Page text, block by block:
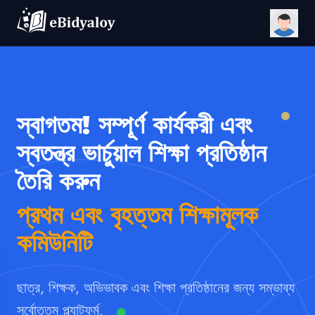
স্বাগতম! সম্পূর্ণ কার্যকরী এবং
স্বতন্ত্র ভার্চুয়াল শিক্ষা প্রতিষ্ঠান
তৈরি করুন
প্রথম এবং বৃহত্তম শিক্ষামূলক
কমিউনিটি
ছাত্র, শিক্ষক, অভিভাবক এবং শিক্ষা প্রতিষ্ঠানের জন্য সম্ভাব্য
সর্বোত্তম প্ল্যাটফর্ম.